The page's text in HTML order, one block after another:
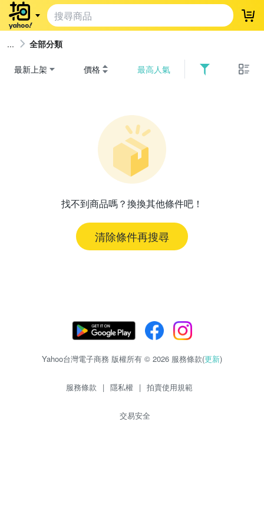
登
全部分類
最新上架 價格 最高人氣
找不到商品嗎？換換其他條件吧！
清除條件再搜尋
Yahoo台灣電子商務 版權所有 © 2026 服務條款(更新)
服務條款 | 隱私權 | 拍賣使用規範
交易安全